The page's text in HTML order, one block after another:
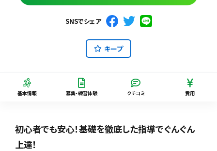
SNSでシェア
キープ
基本情報 募集・練習体験 クチコミ 費用
初心者でも安心！基礎を徹底した指導でぐんぐん
上達！